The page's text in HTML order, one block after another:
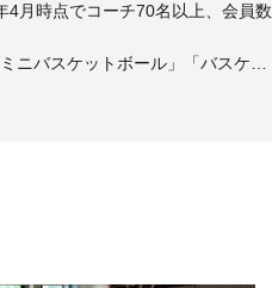
月時点でコーチ70名以上、会員数
ニバスケットボール」「バスケッ